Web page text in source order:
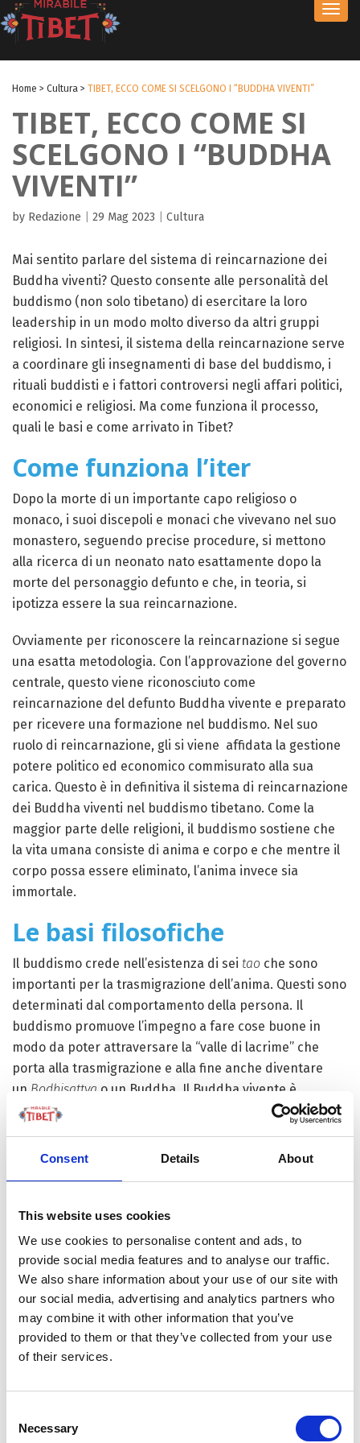
Consent Details About
This website uses cookies
We use cookies to personalise content and ads, to
provide social media features and to analyse our traffic.
We also share information about your use of our site with
our social media, advertising and analytics partners who
may combine it with other information that you’ve
provided to them or that they’ve collected from your use
of their services.
Selection
Necessary
Home > Cultura > TIBET, ECCO COME SI SCELGONO I “BUDDHA VIVENTI”
TIBET, ECCO COME SI
SCELGONO I “BUDDHA
VIVENTI”
by Redazione 29 Mag 2023 Cultura
Mai sentito parlare del sistema di reincarnazione dei
Buddha viventi? Questo consente alle personalità del
buddismo (non solo tibetano) di esercitare la loro
leadership in un modo molto diverso da altri gruppi
religiosi. In sintesi, il sistema della reincarnazione serve
a coordinare gli insegnamenti di base del buddismo, i
rituali buddisti e i fattori controversi negli affari politici,
economici e religiosi. Ma come funziona il processo,
quali le basi e come arrivato in Tibet?
Come funziona l’iter
Dopo la morte di un importante capo religioso o
monaco, i suoi discepoli e monaci che vivevano nel suo
monastero, seguendo precise procedure, si mettono
alla ricerca di un neonato nato esattamente dopo la
morte del personaggio defunto e che, in teoria, si
ipotizza essere la sua reincarnazione.
Ovviamente per riconoscere la reincarnazione si segue
una esatta metodologia. Con l’approvazione del governo
centrale, questo viene riconosciuto come
reincarnazione del defunto Buddha vivente e preparato
per ricevere una formazione nel buddismo. Nel suo
ruolo di reincarnazione, gli si viene affidata la gestione
potere politico ed economico commisurato alla sua
carica. Questo è in definitiva il sistema di reincarnazione
dei Buddha viventi nel buddismo tibetano. Come la
maggior parte delle religioni, il buddismo sostiene che
la vita umana consiste di anima e corpo e che mentre il
corpo possa essere eliminato, l’anima invece sia
immortale.
Le basi filosofiche
Il buddismo crede nell’esistenza di sei tao che sono
importanti per la trasmigrazione dell’anima. Questi sono
determinati dal comportamento della persona. Il
buddismo promuove l’impegno a fare cose buone in
modo da poter attraversare la “valle di lacrime” che
porta alla trasmigrazione e alla fine anche diventare
un Bodhisattva o un Buddha. Il Buddha vivente è
chiamato sprul-sku o sprul-pavi-sku in lingua tibetana
che significa illusione, incarnazione o libera
L’arrivo di questa usanza in
Tibet
Il Buddha Jataka del buddismo
Mahayana si tramandano
principalmente storie sul Buddha Sakyamuni, che
rinasce nei corpi di uomini e animali per illuminare i
fedeli con le sue parole e le sue azioni.
Il buddismo deve molto della sua diffusione all’aiuto
ricevuto da nobili, proprietari terrieri ei schiavisti locali.